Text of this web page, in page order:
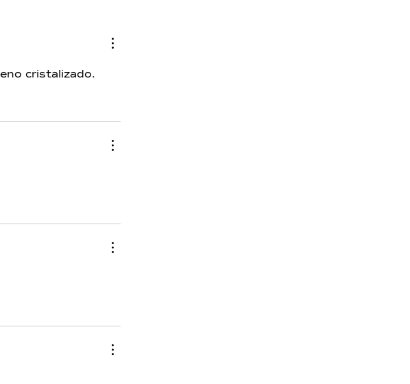
cristalizado.